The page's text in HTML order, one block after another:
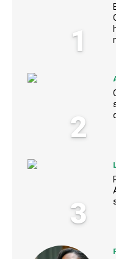
1
2
3